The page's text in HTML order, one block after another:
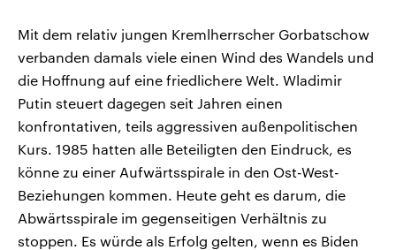
Mit dem relativ jungen Kremlherrscher Gorbatschow
verbanden damals viele einen Wind des Wandels und
die Hoffnung auf eine friedlichere Welt. Wladimir
Putin steuert dagegen seit Jahren einen
konfrontativen, teils aggressiven außenpolitischen
Kurs. 1985 hatten alle Beteiligten den Eindruck, es
könne zu einer Aufwärtsspirale in den Ost-West-
Beziehungen kommen. Heute geht es darum, die
Abwärtsspirale im gegenseitigen Verhältnis zu
stoppen. Es würde als Erfolg gelten, wenn es Biden